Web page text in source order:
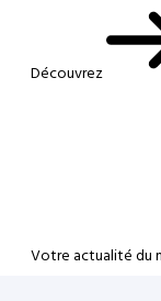
Découvrez
Votre actualité du